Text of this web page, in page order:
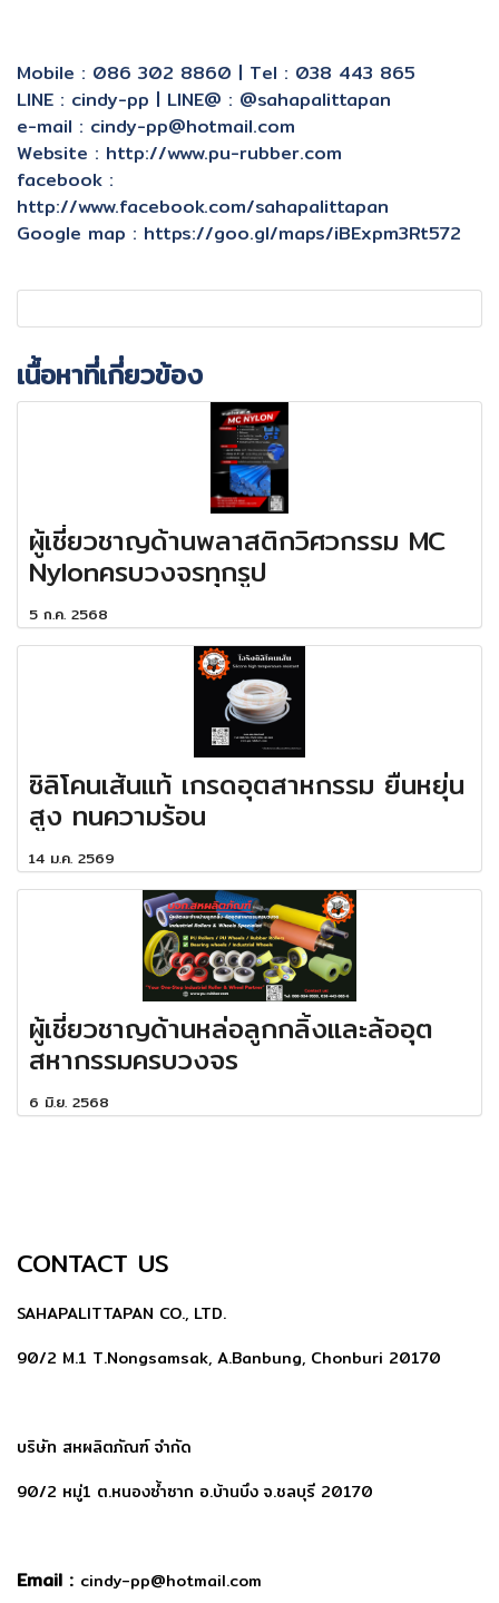
Mobile : 086 302 8860 | Tel : 038 443 865
LINE : cindy-pp | LINE@ : @sahapalittapan
e-mail : cindy-pp@hotmail.com
Website : http://www.pu-rubber.com
facebook :
http://www.facebook.com/sahapalittapan
Google map : https://goo.gl/maps/iBExpm3Rt572
เนื้อหาที่เกี่ยวข้อง
ผู้เชี่ยวชาญด้านพลาสติกวิศวกรรม MC
Nylonครบวงจรทุกรูป
5 ก.ค. 2568
ซิลิโคนเส้นแท้ เกรดอุตสาหกรรม ยืนหยุ่น
สูง ทนความร้อน
14 ม.ค. 2569
ผู้เชี่ยวชาญด้านหล่อลูกกลิ้งและล้ออุต
สหากรรมครบวงจร
6 มิ.ย. 2568
CONTACT US
SAHAPALITTAPAN CO., LTD.
90/2 M.1 T.Nongsamsak, A.Banbung, Chonburi 20170
บริษัท สหผลิตภัณฑ์ จำกัด
90/2 หมู่1 ต.หนองซ้ำซาก อ.บ้านบึง จ.ชลบุรี 20170
Email : cindy-pp@hotmail.com